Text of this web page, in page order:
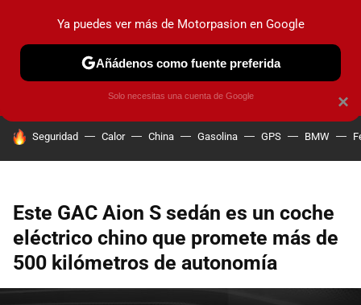
PRUEBAS COCHES ELÉCTRICOS OBSERVATORIO
HOY SE HABLA DE
Seguridad Calor China Gasolina GPS BMW
Este GAC Aion S sedán es un coche
eléctrico chino que promete más de
500 kilómetros de autonomía
×
Ya puedes ver más de Motorpasion en Google
Añádenos como fuente preferida
Solo necesitas una cuenta de Google